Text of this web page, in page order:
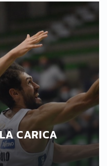
CARICA